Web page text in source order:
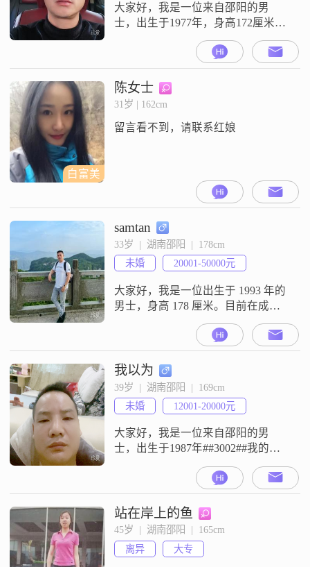
大家好，我是一位来自邵阳的男
士，出生于1977年，身高172厘米。
我在邵阳工作，收入在20001到
50000元之间。虽然我的学历是高中
及以下，但我一直保持着积极向上
的生活态度。我觉得自己最大的特
点是真诚可靠，无论是对待家人还
帮助他们。同时，我也非常有责任
白富美
陈女士
31岁 | 162cm
留言看不到，请联系红娘
samtan
33岁  |  湖南邵阳  |  178cm
未婚
20001-50000元
大家好，我是一位出生于 1993 年的
男士，身高 178 厘米。目前在成都
工作，有着稳定的职业，月收入在
20001 - 50000 元之间。我拥有大学
本科学历，在工作中我一直秉持着
认真负责的态度，也取得了不错的
成绩。我觉得自己最大的特点是稳
重可靠，无论面对什么样的情况，
都能冷静处理，给人以安全感。同
时我也是个乐观积极
我以为
39岁  |  湖南邵阳  |  169cm
未婚
12001-20000元
大家好，我是一位来自邵阳的男
士，出生于1987年##3002##我的身
高大约是169厘米，虽然不算特别
高，但我相信身高并不是最重要
的，人品和能力才是关键##3002##
我目前的月收入在12001到20000元
之间，能够保证基本的生活需求，
并且有一定的经济基础##3002##我
的学历是高中及以下，但我一直认
站在岸上的鱼
45岁  |  湖南邵阳  |  165cm
离异
大专